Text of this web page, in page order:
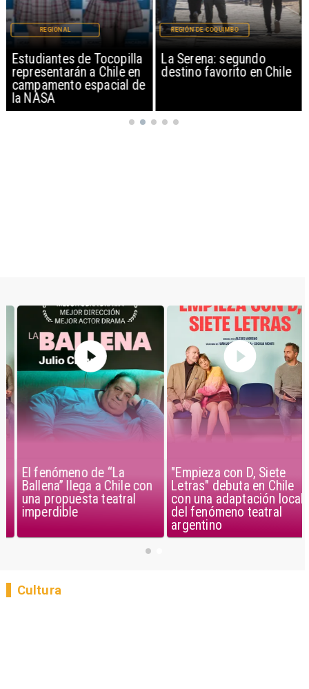
Estudiantes de Tocopilla
representarán a Chile en
campamento espacial de
la NASA
REGIONAL
La Serena: segundo
destino favorito en Chile
REGIÓN DE COQUIMBO
El fenómeno de “La
Ballena” llega a Chile con
una propuesta teatral
imperdible
"Empieza con D, Siete
Letras" debuta en Chile
con una adaptación local
del fenómeno teatral
argentino
Cultura